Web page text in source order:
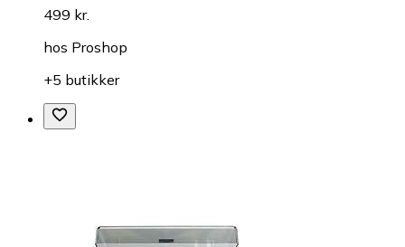
499 kr.
hos Proshop
+5 butikker